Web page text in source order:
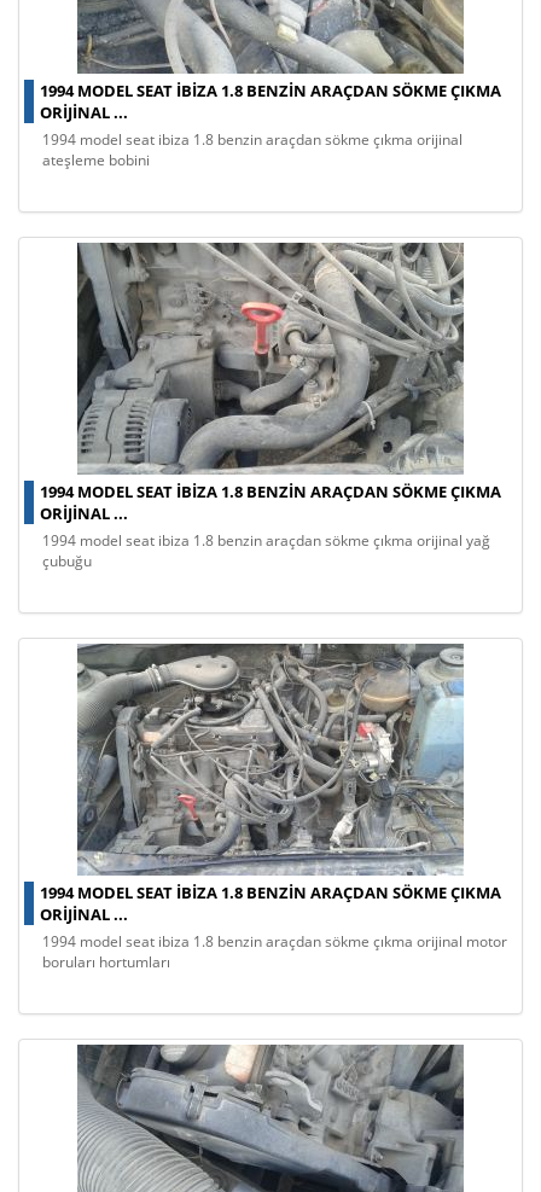
1994 MODEL SEAT IBIZA 1.8 BENZIN ARAÇDAN SÖKME ÇIKMA
ORIJINAL ...
1994 model seat ibiza 1.8 benzin araçdan sökme çıkma orijinal
ateşleme bobini
1994 MODEL SEAT IBIZA 1.8 BENZIN ARAÇDAN SÖKME ÇIKMA
ORIJINAL ...
1994 model seat ibiza 1.8 benzin araçdan sökme çıkma orijinal yağ
çubuğu
1994 MODEL SEAT IBIZA 1.8 BENZIN ARAÇDAN SÖKME ÇIKMA
ORIJINAL ...
1994 model seat ibiza 1.8 benzin araçdan sökme çıkma orijinal motor
boruları hortumları